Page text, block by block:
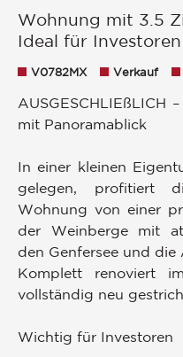
Wohnung mit 3.5
Ideal für Investoren
V0782MX Verkauf
AUSGESCHLIEßLICH
mit Panoramablick
In einer kleinen
gelegen, profitiert
Wohnung von einer
der Weinberge mit
den Genfersee und die
Komplett renoviert
vollständig neu
Wichtig für Investoren